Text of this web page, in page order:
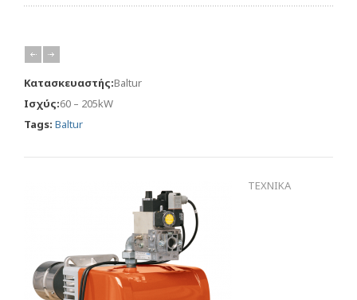
Κατασκευαστής:Baltur
Ισχύς:60 – 205kW
Tags: Baltur
ΤΕΧΝΙΚΑ